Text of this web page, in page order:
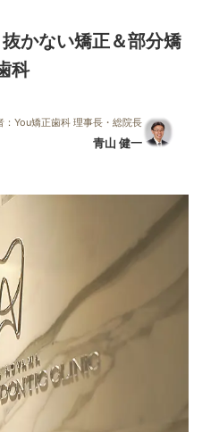
かない矯正＆部分矯
科
：You矯正歯科 理事長・総院長
青山 健一